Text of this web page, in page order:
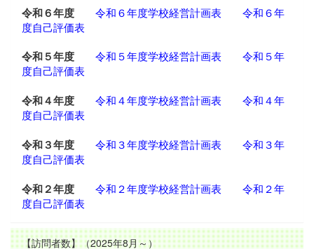
令和６年度 令和６年度学校経営計画表
令和６年
度自己評価表
令和５年度 令和５年度学校経営計画表
令和５年
度自己評価表
令和４年度 令和４年度学校経営計画表
令和４年
度自己評価表
令和３年度 令和３年度学校経営計画表
令和３年
度自己評価表
令和２年度 令和２年度学校経営計画表
令和２年
度自己評価表
【訪問者数】（2025年8月～）